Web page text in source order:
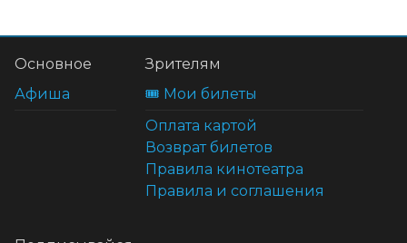
Основное
Афиша
Зрителям
🎟️ Мои билеты
Оплата картой
Возврат билетов
Правила кинотеатра
Правила и соглашения